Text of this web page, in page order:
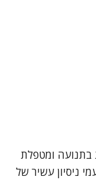
בתנועה ומטפלת
ניסיון עשיר של